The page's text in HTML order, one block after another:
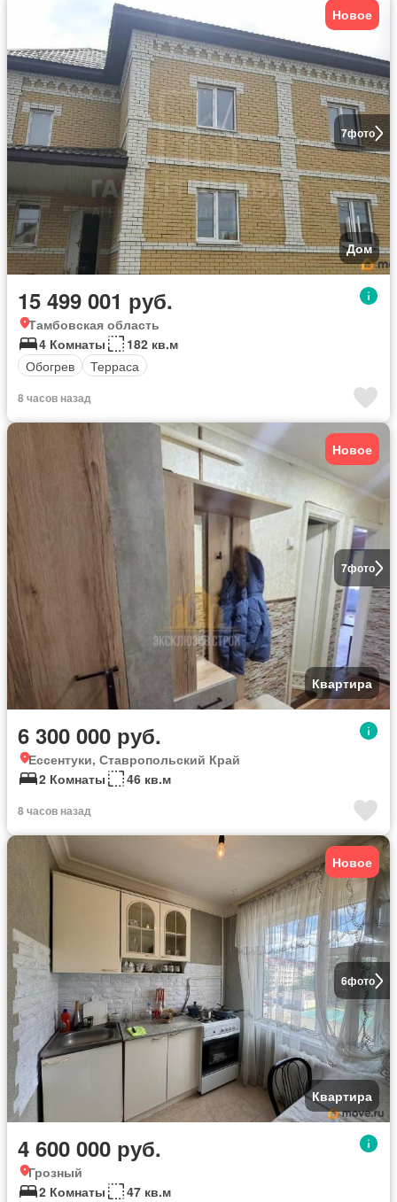
7фото
Новое
Дом
15 499 001 руб.
Тамбовская область
4 Комнаты
182 кв.м
Обогрев
Терраса
8 часов назад
7фото
Новое
Квартира
6 300 000 руб.
Ессентуки, Ставропольский Край
2 Комнаты
46 кв.м
8 часов назад
6фото
Новое
Квартира
4 600 000 руб.
Грозный
2 Комнаты
47 кв.м